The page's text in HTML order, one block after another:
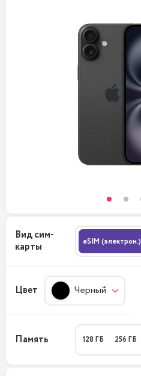
Вид сим-
карты
eSIM (электрон.)
Цвет Черный
Память 128 ГБ 256 ГБ